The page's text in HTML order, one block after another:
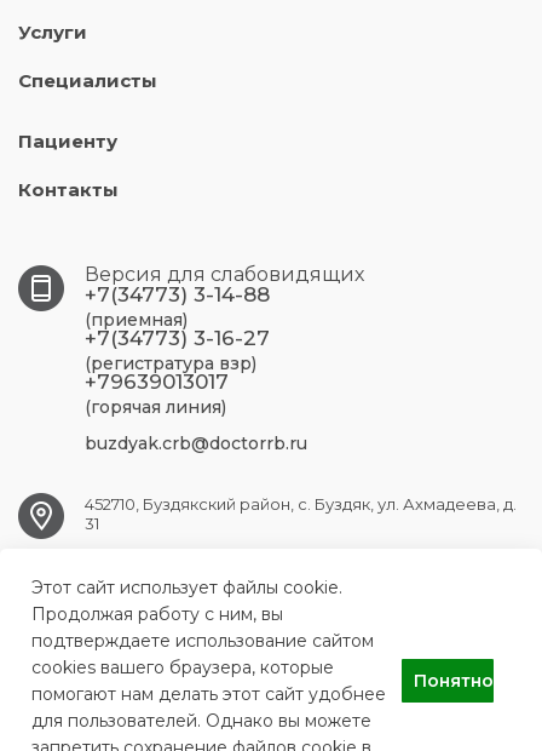
Услуги
Специалисты
Пациенту
Контакты
Версия для слабовидящих
+7(34773) 3-14-88
(приемная)
+7(34773) 3-16-27
(регистратура взр)
+79639013017
(горячая линия)
buzdyak.crb@doctorrb.ru
452710, Буздякский район, с. Буздяк, ул. Ахмадеева, д.
31
BUZDYAK.CRB@doctorrb.ru
Буздякская центральная районная больница
Этот сайт использует файлы cookie.
Продолжая работу с ним, вы
подтверждаете использование сайтом
cookies вашего браузера, которые
помогают нам делать этот сайт удобнее
для пользователей. Однако вы можете
Понятно